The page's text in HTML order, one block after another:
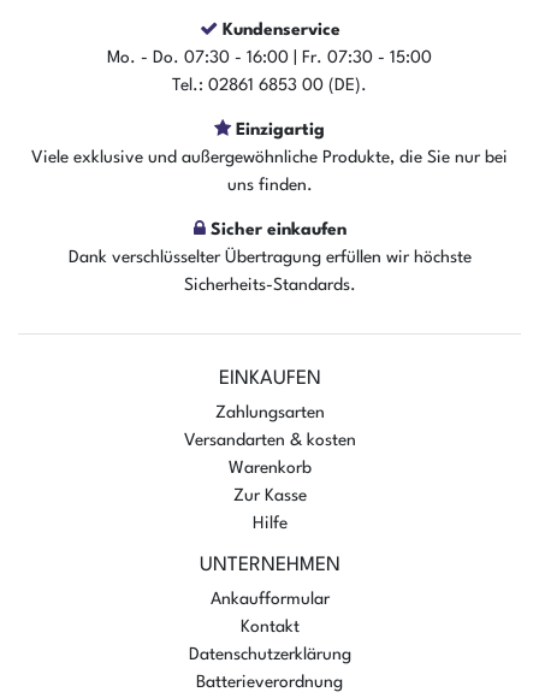
Der Artikel ist sofort verfügbar
Kundenservice
Mo. - Do. 07:30 - 16:00 | Fr. 07:30 - 15:00
Tel.: 02861 6853 00 (DE).
Einzigartig
Viele exklusive und außergewöhnliche Produkte, die Sie nur bei
uns finden.
Sicher einkaufen
Dank verschlüsselter Übertragung erfüllen wir höchste
Sicherheits-Standards.
EINKAUFEN
Zahlungsarten
Versandarten & kosten
Warenkorb
Zur Kasse
Hilfe
UNTERNEHMEN
Ankaufformular
Kontakt
Datenschutzerklärung
Batterieverordnung